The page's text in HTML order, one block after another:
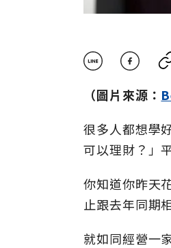
（圖片來源：
很多人都想學
可以理財？」
你知道你昨天
止跟去年同期
就如同經營一